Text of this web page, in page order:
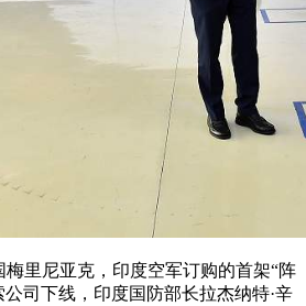
梅里尼亚克，印度空军订购的首架“阵
司下线，印度国防部长拉杰纳特·辛